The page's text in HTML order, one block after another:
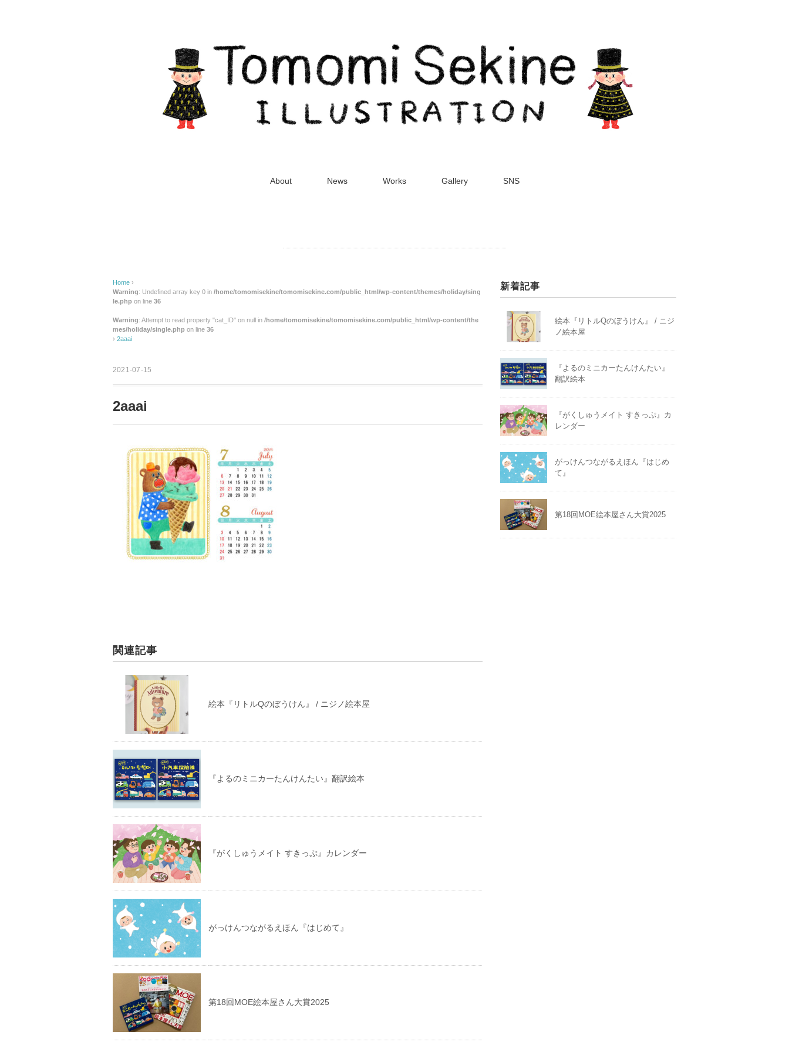
About News Works Gallery SNS
Home ›
Warning: Undefined array key 0 in /home/tomomisekine/tomomisekine.com/public_html/wp-content/themes/holiday/sing
le.php on line 36
Warning: Attempt to read property "cat_ID" on null in /home/tomomisekine/tomomisekine.com/public_html/wp-content/the
mes/holiday/single.php on line 36
› 2aaai
2021-07-15
2aaai
関連記事
絵本『リトルQのぼうけん』 / ニジノ絵本屋
『よるのミニカーたんけんたい』翻訳絵本
『がくしゅうメイト すきっぷ』カレンダー
がっけんつながるえほん『はじめて』
第18回MOE絵本屋さん大賞2025
新着記事
絵本『リトルQのぼうけん』 / ニジ
ノ絵本屋
『よるのミニカーたんけんたい』
翻訳絵本
『がくしゅうメイト すきっぷ』カ
レンダー
がっけんつながるえほん『はじめ
て』
第18回MOE絵本屋さん大賞2025